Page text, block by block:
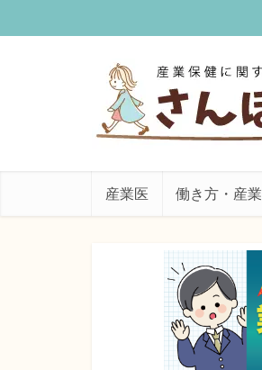
産業医 働き方・産